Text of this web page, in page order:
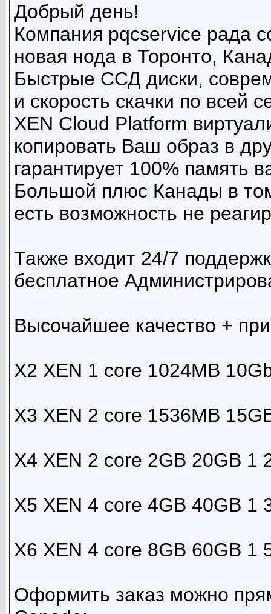
Добрый день!
Компания pqcservice рада
новая нода в Торонто,
Быстрые ССД диски,
и скорость скачки по всей
XEN Cloud Platform
копировать Ваш образ в
гарантирует 100% память
Большой плюс Канады в
есть возможность не
Также входит 24/7
бесплатное
Высочайшее качество +
X2 XEN 1 core 1024MB
X3 XEN 2 core 1536MB
X4 XEN 2 core 2GB 20GB 1
X5 XEN 4 core 4GB 40GB 1
X6 XEN 4 core 8GB 60GB 1
Оформить заказ можно